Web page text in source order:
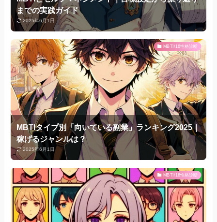
までの実践ガイド
2025年6月1日
MBTI/16性格診断
MBTIタイプ別「向いている副業」ランキング2025｜
稼げるジャンルは？
2025年6月1日
MBTI/16性格診断